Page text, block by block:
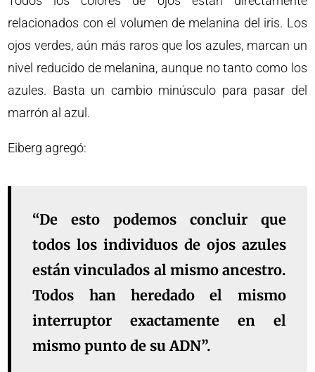
relacionados con el volumen de melanina del iris. Los
ojos verdes, aún más raros que los azules, marcan un
nivel reducido de melanina, aunque no tanto como los
azules. Basta un cambio minúsculo para pasar del
marrón al azul.
Eiberg agregó:
“De esto podemos concluir que
todos los individuos de ojos azules
están vinculados al mismo ancestro.
Todos han heredado el mismo
interruptor exactamente en el
mismo punto de su ADN”.